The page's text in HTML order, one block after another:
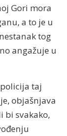
Gori mora
a to je u
tog
angažuje u
taj
objašnjava
bi svakako,